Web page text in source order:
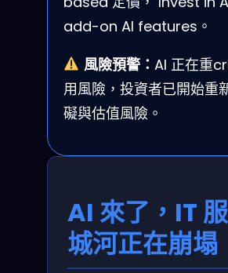
add-on AI features。
風險預警： AI 正在重
用風險，投資者已開始重
礙與估值風險。
AI 來了，IT
城河正在崩塌